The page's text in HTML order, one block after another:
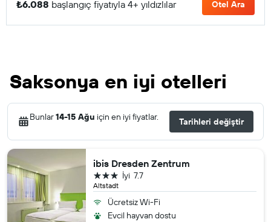
₺6.088 başlangıç fiyatıyla 4+ yıldızlılar Otel Ara
Saksonya en iyi otelleri
Bunlar14-15 Ağu için en iyi fiyatlar. Tarihleri değiştir
ibis Dresden Zentrum
Altstadt
7.7
İyi
3 yıldız
Ücretsiz Wi-Fi
Evcil hayvan dostu